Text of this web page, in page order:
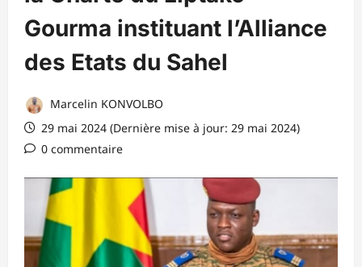
Gourma instituant l’Alliance
des Etats du Sahel
Marcelin KONVOLBO
29 mai 2024 (Dernière mise à jour: 29 mai 2024)
0 commentaire